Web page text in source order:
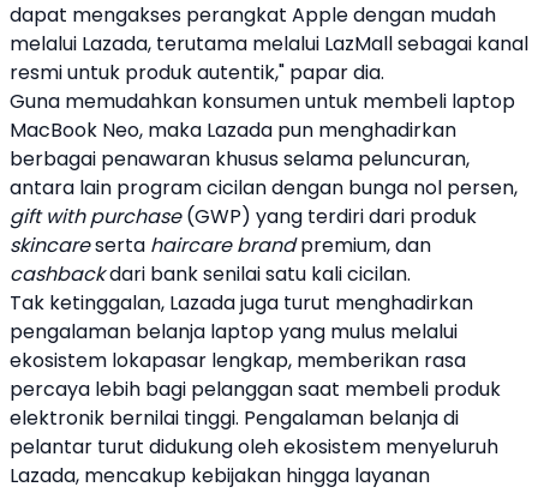
dapat mengakses perangkat Appledengan mudah
melalui Lazada, terutama melalui LazMall sebagai kanal
resmi untuk produk autentik," papar dia.
Guna memudahkan konsumen untuk membeli laptop
MacBook Neo, maka Lazada pun menghadirkan
berbagai penawaran khusus selama peluncuran,
antara lain program cicilan dengan bunga nol persen,
gift with purchase(GWP) yang terdiri dari produk
skincareserta haircare brandpremium, dan
cashbackdari bank senilai satu kali cicilan.
Tak ketinggalan, Lazadajuga turut menghadirkan
pengalaman belanja laptopyang mulus melalui
ekosistem lokapasar lengkap, memberikan rasa
percaya lebih bagi pelanggan saat membeli produk
elektronik bernilai tinggi. Pengalaman belanja di
pelantar turut didukung oleh ekosistem menyeluruh
Lazada, mencakup kebijakan hingga layanan